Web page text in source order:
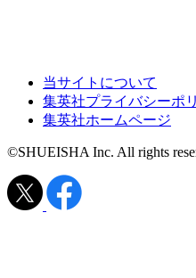
当サイトについて
集英社プライバシーポ
集英社ホームページ
©SHUEISHA Inc. All rights